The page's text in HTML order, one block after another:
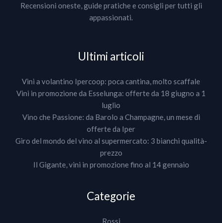
Recensioni oneste, guide pratiche e consigli per tutti gli
appassionati.
Ultimi articoli
Vini a volantino Ipercoop: poca cantina, molto scaffale
Vini in promozione da Esselunga: offerte da 18 giugno a 1
luglio
Vino che Passione: da Barolo a Champagne, un mese di
offerte da Iper
Giro del mondo del vino al supermercato: 3 bianchi qualità-
prezzo
Il Gigante, vini in promozione fino al 14 gennaio
Categorie